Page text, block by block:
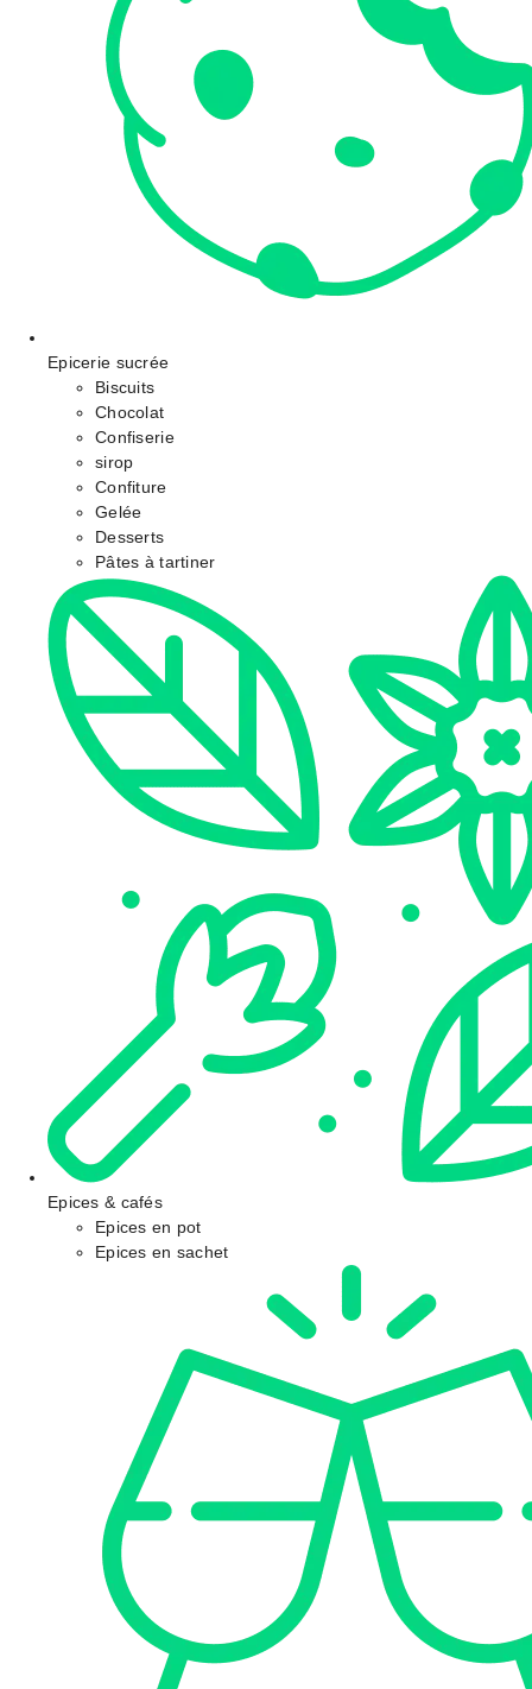
Epicerie sucrée
Biscuits
Chocolat
Confiserie
sirop
Confiture
Gelée
Desserts
Pâtes à tartiner
Epices & cafés
Epices en pot
Epices en sachet